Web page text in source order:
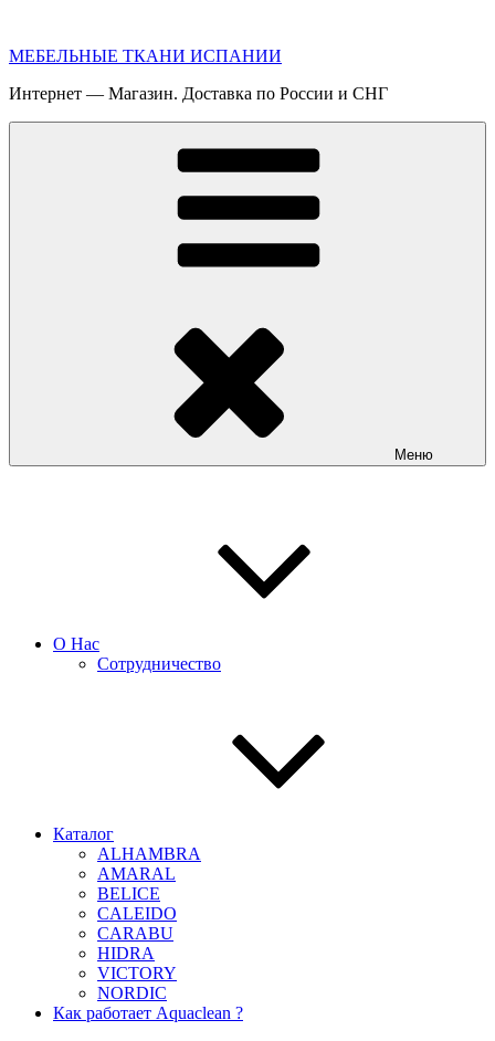
содержимому
МЕБЕЛЬНЫЕ ТКАНИ ИСПАНИИ
Интернет — Магазин. Доставка по России и СНГ
Меню
О Нас
Сотрудничество
Каталог
ALHAMBRA
AMARAL
BELICE
CALEIDO
CARABU
HIDRA
VICTORY
NORDIC
Как работает Aquaclean ?